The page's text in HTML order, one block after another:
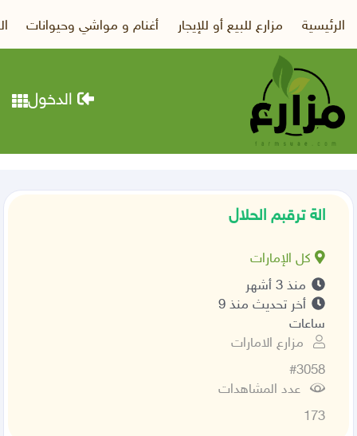
الرئيسية مزارع للبيع أو للإيجار أغنام و مواشي وحيوانات
الدخول
الة ترقبم الحلال
كل الإمارات
منذ 3 أشهر
أخر تحديث منذ 9
ساعات
مزارع الامارات
#3058
عدد المشاهدات
173